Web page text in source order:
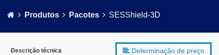
Produtos Pacotes SESShield-3D
Determinação de preço
Descrição técnica